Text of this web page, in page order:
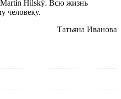
Hilský. Всю жизнь
человеку.
Татьяна Иванова